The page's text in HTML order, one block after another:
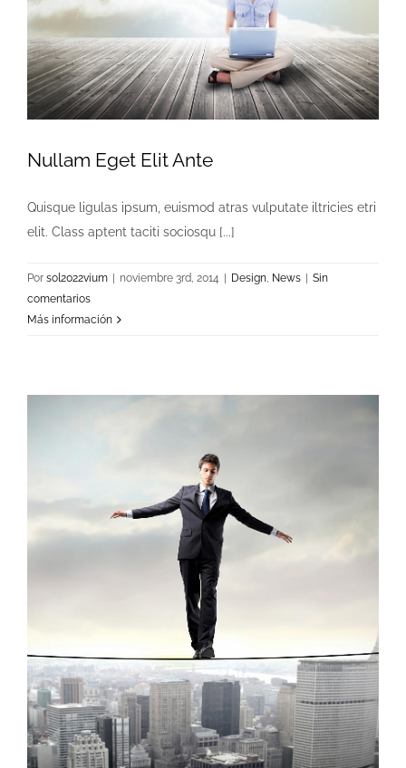
Nullam Eget Elit Ante
Quisque ligulas ipsum, euismod atras vulputate iltricies etri
elit. Class aptent taciti sociosqu [...]
Por sol2022vium | noviembre 3rd, 2014 | Design News | Sin
comentarios
Más información